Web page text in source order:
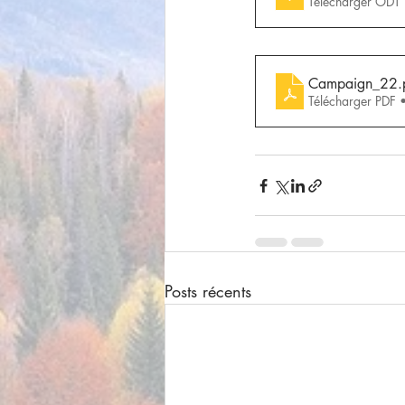
Campaign_22
Télécharger
Posts récents